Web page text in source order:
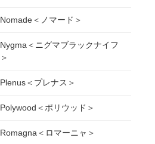
Nomade＜ノマード＞
Nygma＜ニグマブラックナイフ
＞
Plenus＜プレナス＞
Polywood＜ポリウッド＞
Romagna＜ロマーニャ＞